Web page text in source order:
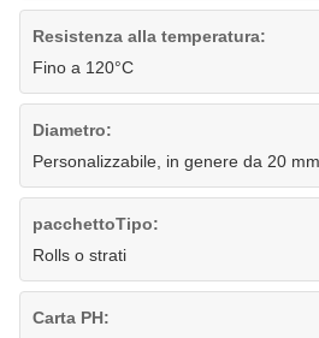
Resistenza alla temperatura:
Fino a 120°C
Diametro:
Personalizzabile, in genere da 20
pacchettoTipo:
Rolls o strati
Carta PH: